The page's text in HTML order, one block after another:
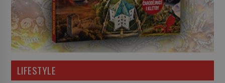
LIFESTYLE